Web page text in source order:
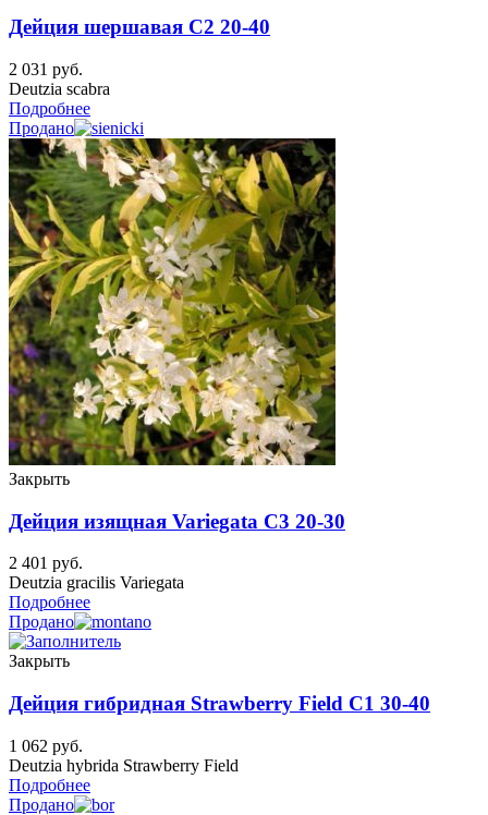
Дейция шершавая C2 20-40
2 031 руб.
Deutzia scabra
Подробнее
Продано
Закрыть
Дейция изящная Variegata C3 20-30
2 401 руб.
Deutzia gracilis Variegata
Подробнее
Продано
Закрыть
Дейция гибридная Strawberry Field C1 30-40
1 062 руб.
Deutzia hybrida Strawberry Field
Подробнее
Продано